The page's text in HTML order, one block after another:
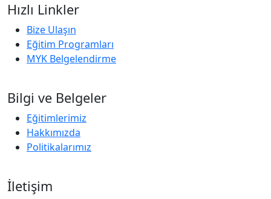
Hızlı Linkler
Bize Ulaşın
Eğitim Programları
MYK Belgelendirme
Bilgi ve Belgeler
Eğitimlerimiz
Hakkımızda
Politikalarımız
İletişim